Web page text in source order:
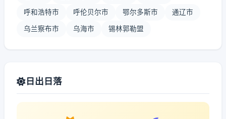
呼和浩特市 呼伦贝尔市 鄂尔多斯市 通辽市
乌兰察布市 乌海市 锡林郭勒盟
日出日落